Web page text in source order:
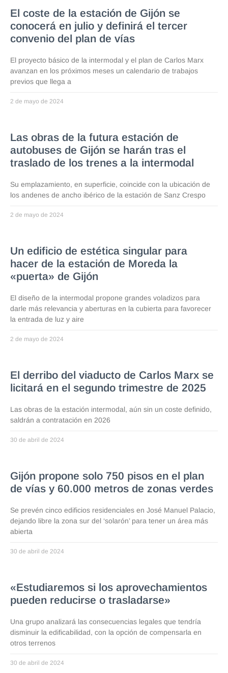
El coste de la estación de Gijón se
conocerá en julio y definirá el tercer
convenio del plan de vías
El proyecto básico de la intermodal y el plan de Carlos Marx
avanzan en los próximos meses un calendario de trabajos
previos que llega a
2 de mayo de 2024
Las obras de la futura estación de
autobuses de Gijón se harán tras el
traslado de los trenes a la intermodal
Su emplazamiento, en superficie, coincide con la ubicación de
los andenes de ancho ibérico de la estación de Sanz Crespo
2 de mayo de 2024
Un edificio de estética singular para
hacer de la estación de Moreda la
«puerta» de Gijón
El diseño de la intermodal propone grandes voladizos para
darle más relevancia y aberturas en la cubierta para favorecer
la entrada de luz y aire
2 de mayo de 2024
El derribo del viaducto de Carlos Marx se
licitará en el segundo trimestre de 2025
Las obras de la estación intermodal, aún sin un coste definido,
saldrán a contratación en 2026
30 de abril de 2024
Gijón propone solo 750 pisos en el plan
de vías y 60.000 metros de zonas verdes
Se prevén cinco edificios residenciales en José Manuel Palacio,
dejando libre la zona sur del ‘solarón’ para tener un área más
abierta
30 de abril de 2024
«Estudiaremos si los aprovechamientos
pueden reducirse o trasladarse»
Una grupo analizará las consecuencias legales que tendría
disminuir la edificabilidad, con la opción de compensarla en
otros terrenos
30 de abril de 2024